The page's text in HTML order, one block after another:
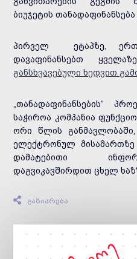
ბიუჯეტის თანადაფინანსება
პირველ ეტაპზე,
დავაფინანსებთ
განსხვავებული ხედვით
„თანადაფინანსების“
საჭიროა კომპანია
ორი წლის განმავლობაში,
ელექტრონულ
დამატებითი
დაგვიკავშირდით ცხელ
გაზიარება